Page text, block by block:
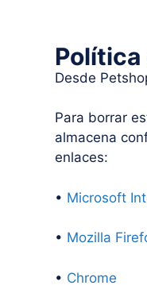
Política
Desde
Para borrar
almacena
enlaces:
• Microsoft
• Mozilla
• Chrome